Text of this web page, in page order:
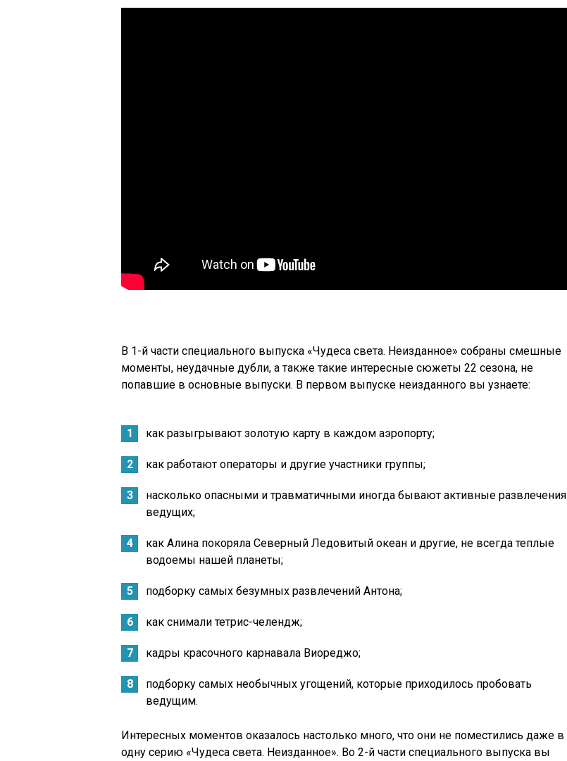
В 1-й части специального выпуска «Чудеса света. Неизданное» собраны смешные
моменты, неудачные дубли, а также такие интересные сюжеты 22 сезона, не
попавшие в основные выпуски. В первом выпуске неизданного вы узнаете:
как разыгрывают золотую карту в каждом аэропорту;
как работают операторы и другие участники группы;
насколько опасными и травматичными иногда бывают активные развлечения
ведущих;
как Алина покоряла Северный Ледовитый океан и другие, не всегда теплые
водоемы нашей планеты;
подборку самых безумных развлечений Антона;
как снимали тетрис-челендж;
кадры красочного карнавала Виореджо;
подборку самых необычных угощений, которые приходилось пробовать
ведущим.
Интересных моментов оказалось настолько много, что они не поместились даже в
одну серию «Чудеса света. Неизданное». Во 2-й части специального выпуска вы